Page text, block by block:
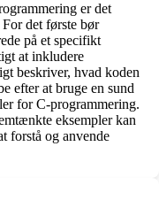
er det
det første bør
på et specifikt
at inkludere
beskriver, hvad koden
efter at bruge en sund
for C-programmering.
eksempler kan
forstå og anvende